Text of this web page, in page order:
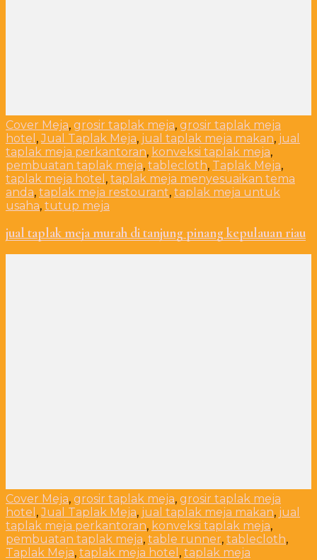
Cover Meja, grosir taplak meja, grosir taplak meja
hotel ,Jual Taplak Meja, jual taplak meja makan, jual
taplak meja perkantoran, konveksi taplak meja,
pembuatan taplak meja, tablecloth, Taplak Meja,
taplak meja hotel , taplak meja menyesuaikan tema
anda, taplak meja restourant, taplak meja untuk
usaha, tutup meja
jual taplak meja murah di tanjung pinang kepulauan riau
Cover Meja, grosir taplak meja, grosir taplak meja
hotel ,Jual Taplak Meja, jual taplak meja makan, jual
taplak meja perkantoran, konveksi taplak meja,
pembuatan taplak meja, table runner, tablecloth,
Taplak Meja, taplak meja hotel , taplak meja